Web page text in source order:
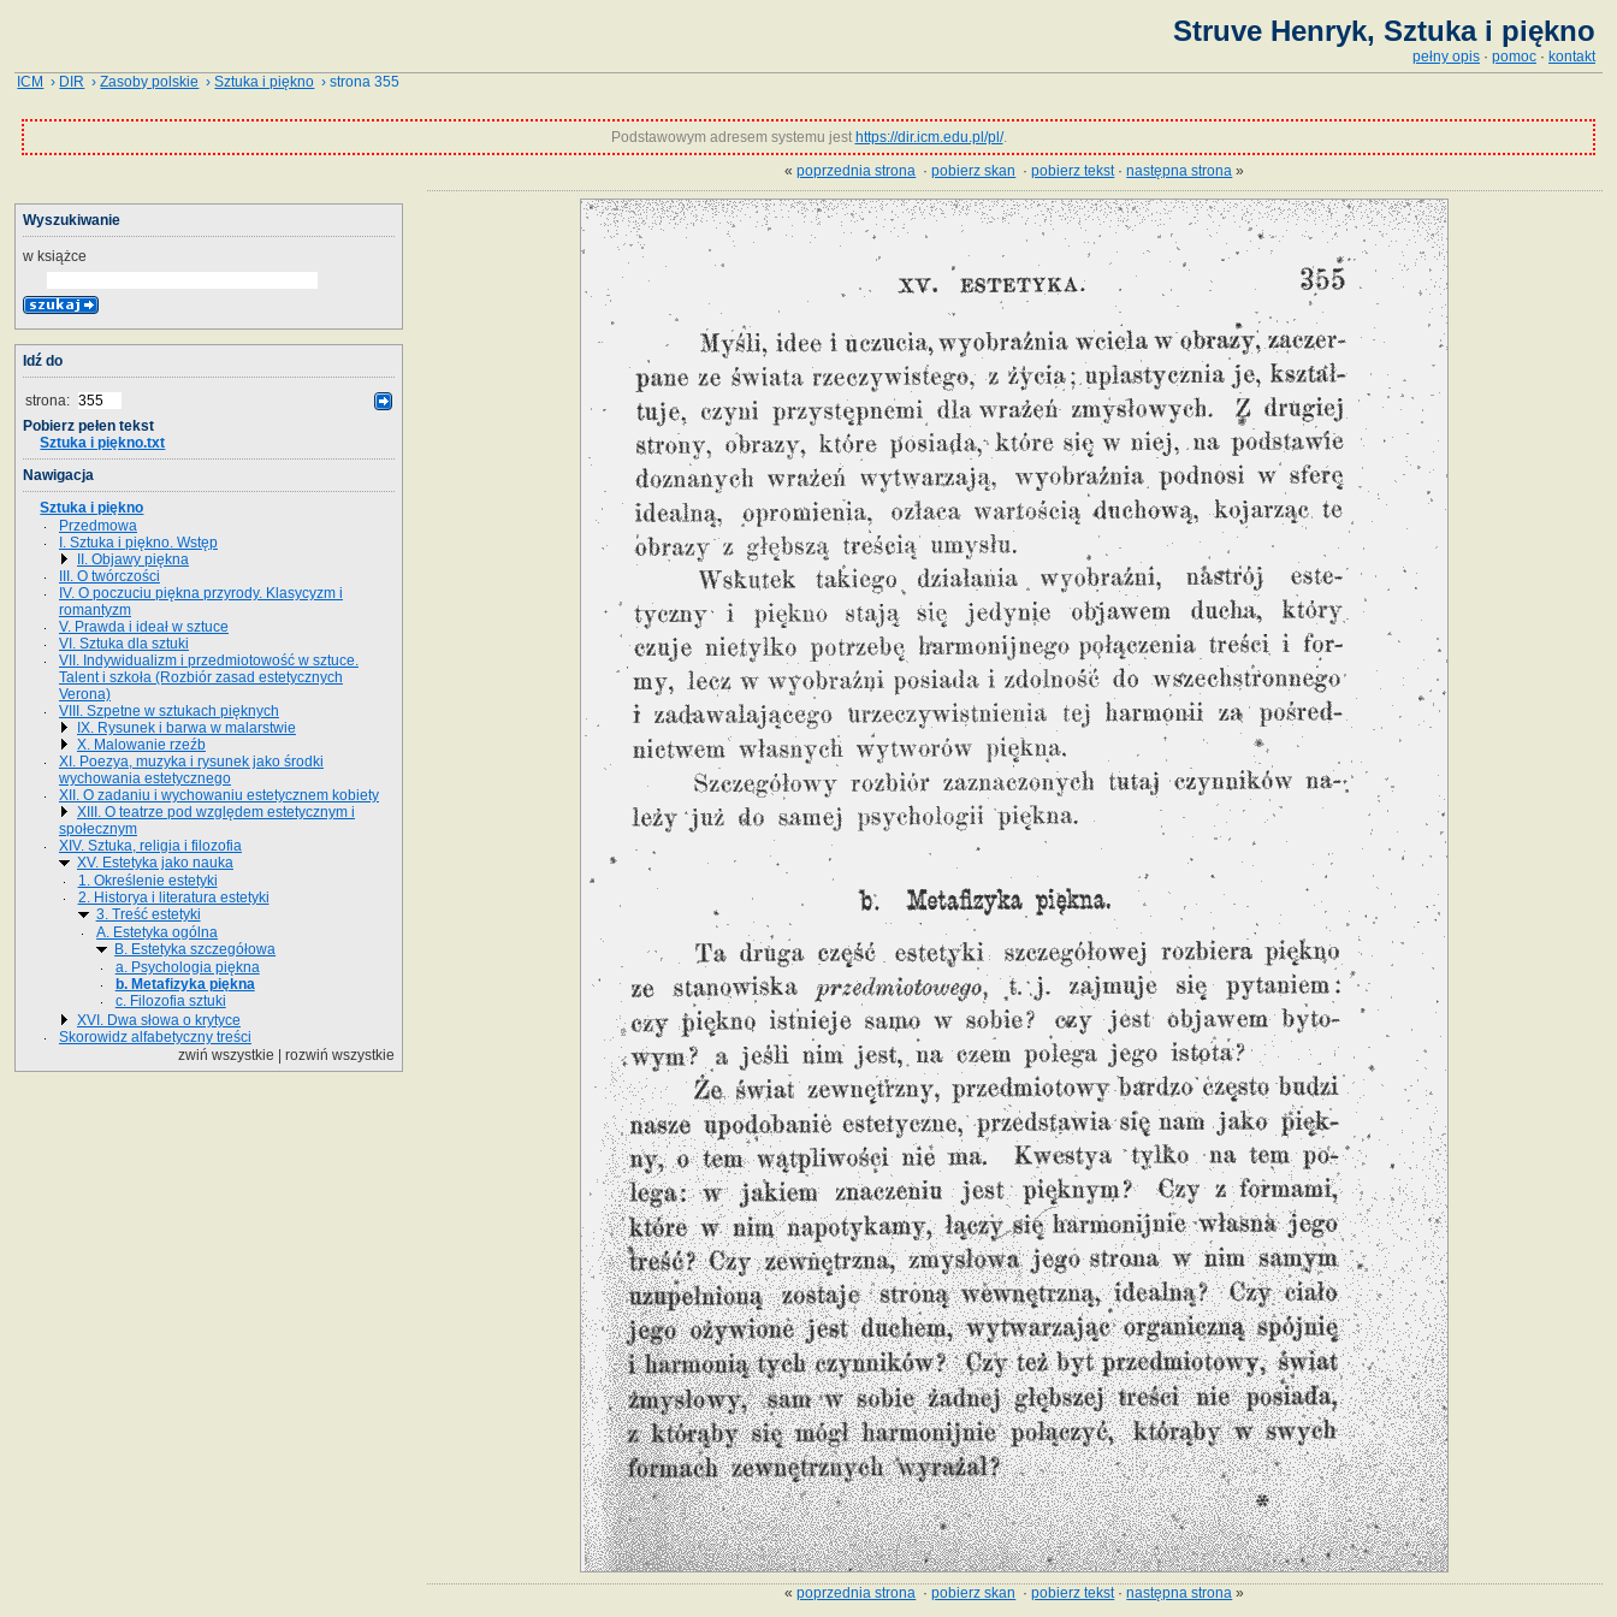
Struve Henryk, Sztuka i piękno
pełny opis · pomoc · kontakt
ICM › DIR ›Zasoby polskie ›Sztuka i piękno › strona 355
Podstawowym adresem systemu jest https://dir.icm.edu.pl/pl/.
«poprzednia strona ·pobierz skan ·pobierz tekst·następna strona »
«poprzednia strona ·pobierz skan ·pobierz tekst·następna strona »
Wyszukiwanie
w książce
Idź do
strona:
Pobierz pełen tekst
Sztuka i piękno.txt
Nawigacja
Sztuka i piękno
Przedmowa
I. Sztuka i piękno. Wstęp
II. Objawy piękna
III. O twórczości
IV. O poczuciu piękna przyrody. Klasycyzm i
romantyzm
V. Prawda i ideał w sztuce
VI. Sztuka dla sztuki
VII. Indywidualizm i przedmiotowość w sztuce.
Talent i szkoła (Rozbiór zasad estetycznych
Verona)
VIII. Szpetne w sztukach pięknych
IX. Rysunek i barwa w malarstwie
X. Malowanie rzeźb
XI. Poezya, muzyka i rysunek jako środki
wychowania estetycznego
XII. O zadaniu i wychowaniu estetycznem kobiety
XIII. O teatrze pod względem estetycznym i
społecznym
XIV. Sztuka, religia i filozofia
XV. Estetyka jako nauka
1. Określenie estetyki
2. Historya i literatura estetyki
3. Treść estetyki
A. Estetyka ogólna
B. Estetyka szczegółowa
a. Psychologia piękna
b. Metafizyka piękna
c. Filozofia sztuki
XVI. Dwa słowa o krytyce
Skorowidz alfabetyczny treści
zwiń wszystkie |rozwiń wszystkie